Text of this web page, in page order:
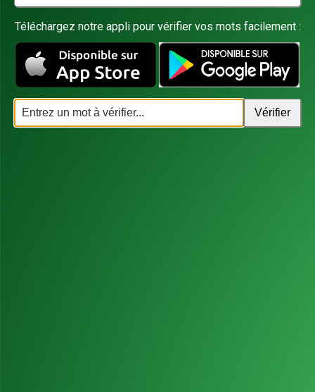
Téléchargez notre appli pour vérifier vos mots facilement :